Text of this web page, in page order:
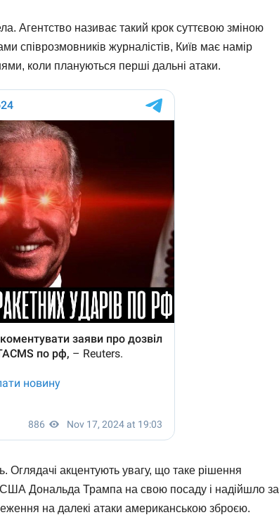
Агентство називає такий крок суттєвою зміною
співрозмовників журналістів, Київ має намір
коли плануються перші дальні атаки.
акцентують увагу, що таке рішення
США Дональда Трампа на свою посаду і надійшло за
на далекі атаки американською зброєю.